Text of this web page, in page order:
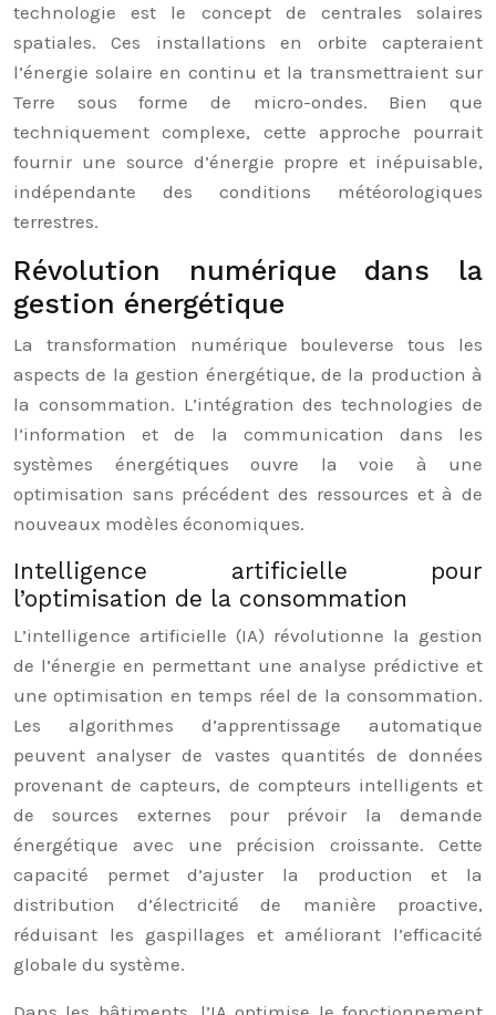
technologie est le concept de centrales solaires
spatiales. Ces installations en orbite capteraient
l’énergie solaire en continu et la transmettraient sur
Terre sous forme de micro-ondes. Bien que
techniquement complexe, cette approche pourrait
fournir une source d’énergie propre et inépuisable,
indépendante des conditions météorologiques
terrestres.
Révolution numérique dans la
gestion énergétique
La transformation numérique bouleverse tous les
aspects de la gestion énergétique, de la production à
la consommation. L’intégration des technologies de
l’information et de la communication dans les
systèmes énergétiques ouvre la voie à une
optimisation sans précédent des ressources et à de
nouveaux modèles économiques.
Intelligence artificielle pour
l’optimisation de la consommation
L’intelligence artificielle (IA) révolutionne la gestion
de l’énergie en permettant une analyse prédictive et
une optimisation en temps réel de la consommation.
Les algorithmes d’apprentissage automatique
peuvent analyser de vastes quantités de données
provenant de capteurs, de compteurs intelligents et
de sources externes pour prévoir la demande
énergétique avec une précision croissante. Cette
capacité permet d’ajuster la production et la
distribution d’électricité de manière proactive,
réduisant les gaspillages et améliorant l’efficacité
globale du système.